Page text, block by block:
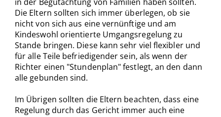
Die Eltern sollten sich immer überlegen, ob sie
nicht von sich aus eine vernünftige und am
Kindeswohl orientierte Umgangsregelung zu
Stande bringen. Diese kann sehr viel flexibler und
für alle Teile befriedigender sein, als wenn der
Richter einen "Stundenplan" festlegt, an den dann
alle gebunden sind.
Im Übrigen sollten die Eltern beachten, dass eine
Regelung durch das Gericht immer auch eine